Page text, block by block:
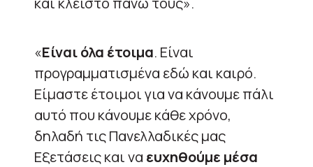
«Είναι όλα έτοιμα. Είναι
προγραμματισμένα εδώ και καιρό.
Είμαστε έτοιμοι για να κάνουμε πάλι
αυτό που κάνουμε κάθε χρόνο,
δηλαδή τις Πανελλαδικές μας
Εξετάσεις και να ευχηθούμε μέσα